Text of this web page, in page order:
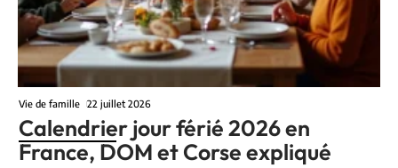
Vie de famille 22 juillet 2026
Calendrier jour férié 2026 en
France, DOM et Corse expliqué